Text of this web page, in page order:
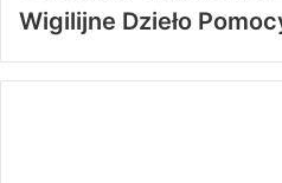
Wigilijne Dzieło